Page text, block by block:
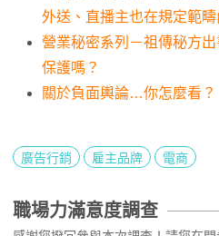
外送、直播主也在規定範
營業秘密系列－祖傳秘方
保護嗎？
關於負面輿論…你怎麼看？
廣告行銷 雇主品牌 電商
職場力滿意度調查